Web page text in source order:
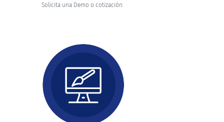
Solicita una Demo o cotización